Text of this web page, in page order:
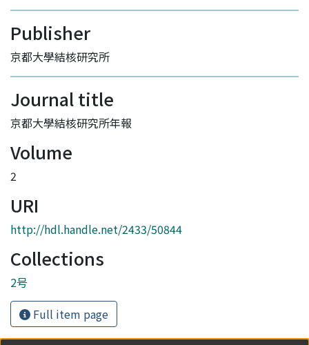
Publisher
京都大學結核研究所
Journal title
京都大學結核研究所年報
Volume
2
URI
http://hdl.handle.net/2433/50844
Collections
2号
Full item page